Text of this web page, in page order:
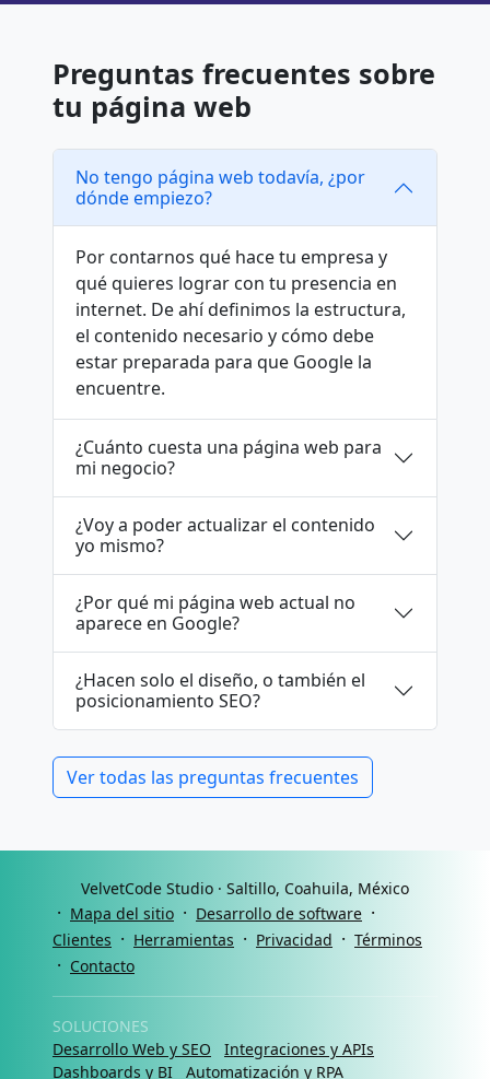
Preguntas frecuentes sobre
tu página web
No tengo página web todavía, ¿por
dónde empiezo?
Por contarnos qué hace tu empresa y
qué quieres lograr con tu presencia en
internet. De ahí definimos la estructura,
el contenido necesario y cómo debe
estar preparada para que Google la
encuentre.
¿Cuánto cuesta una página web para
mi negocio?
¿Voy a poder actualizar el contenido
yo mismo?
¿Por qué mi página web actual no
aparece en Google?
¿Hacen solo el diseño, o también el
posicionamiento SEO?
Ver todas las preguntas frecuentes
VelvetCode Studio · Saltillo, Coahuila, México
· Mapa del sitio · Desarrollo de software ·
Clientes · Herramientas · Privacidad · Términos
· Contacto
SOLUCIONES
Desarrollo Web y SEO
Integraciones y APIs
Dashboards y BI
Automatización y RPA